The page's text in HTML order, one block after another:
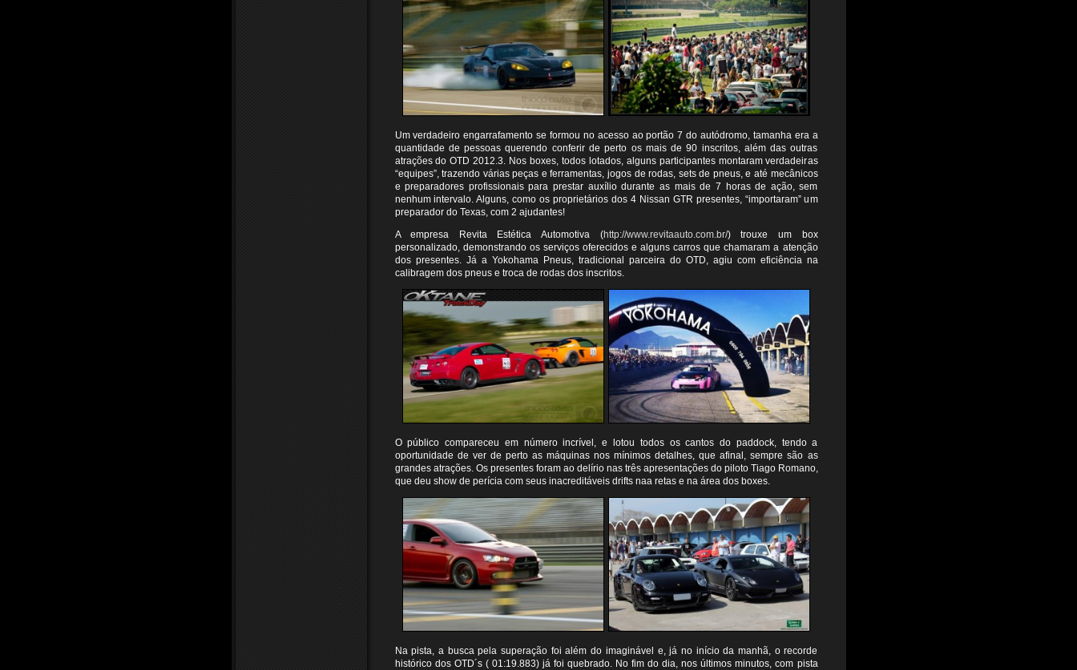
Um verdadeiro engarrafamento se formou no acesso ao portão 7 do autódromo, tamanha era a
quantidade de pessoas querendo conferir de perto os mais de 90 inscritos, além das outras
atrações do OTD 2012.3. Nos boxes, todos lotados, alguns participantes montaram verdadeiras
“equipes”, trazendo várias peças e ferramentas, jogos de rodas, sets de pneus, e até mecânicos
e preparadores profissionais para prestar auxílio durante as mais de 7 horas de ação, sem
nenhum intervalo. Alguns, como os proprietários dos 4 Nissan GTR presentes, “importaram” um
preparador do Texas, com 2 ajudantes!
A empresa Revita Estética Automotiva (http://www.revitaauto.com.br/) trouxe um box
personalizado, demonstrando os serviços oferecidos e alguns carros que chamaram a atenção
dos presentes. Já a Yokohama Pneus, tradicional parceira do OTD, agiu com eficiência na
calibragem dos pneus e troca de rodas dos inscritos.
O público compareceu em número incrível, e lotou todos os cantos do paddock, tendo a
oportunidade de ver de perto as máquinas nos mínimos detalhes, que afinal, sempre são as
grandes atrações. Os presentes foram ao delírio nas três apresentações do piloto Tiago Romano,
que deu show de perícia com seus inacreditáveis drifts naa retas e na área dos boxes.
Na pista, a busca pela superação foi além do imaginável e, já no início da manhã, o recorde
histórico dos OTD´s ( 01:19.883) já foi quebrado. No fim do dia, nos últimos minutos, com pista